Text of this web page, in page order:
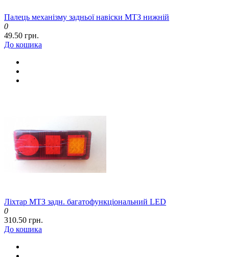
Палець механізму задньої навіски МТЗ нижній
0
49.50 грн.
До кошика
Ліхтар МТЗ задн. багатофункціональний LED
0
310.50 грн.
До кошика